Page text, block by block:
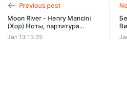
*.pdf - для просмотра или печати
*.png - для просмотра или печати
*.mid - МИДИ-файл
Previous post
Moon River - Henry Mancini
(Хор) Ноты, партитура
голосов, хор.
Jan 13 13:25